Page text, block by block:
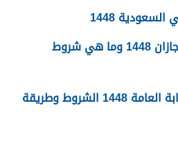
1448
اسماء القبائل النازحة في جازان 1448 وما هي شروط
وظيفة كاتب ضبط في النيابة العامة 1448 الشروط وطريقة